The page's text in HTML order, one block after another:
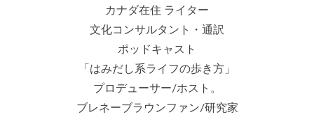
カナダ在住 ライター
文化コンサルタント・通訳
ポッドキャスト
「はみだし系ライフの歩き方」
プロデューサー/ホスト。
ブレネーブラウンファン/研究家